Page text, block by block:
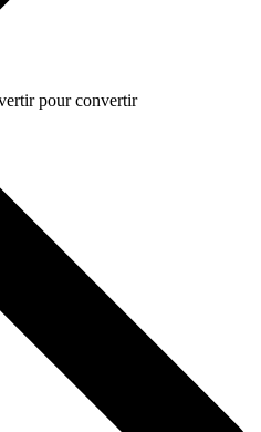
pour convertir